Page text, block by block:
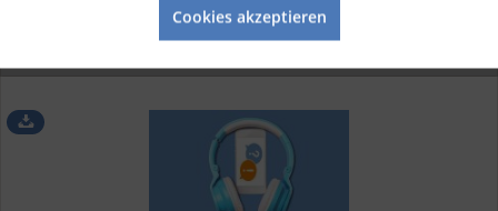
Merken
Cookies akzeptieren